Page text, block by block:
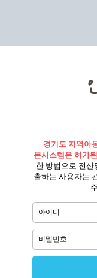
경기도 지역아
본시스템은 허가
한 방법으로 전
출하는 사용자는
아이디
비밀번호